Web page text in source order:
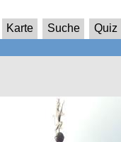
Karte Suche Quiz